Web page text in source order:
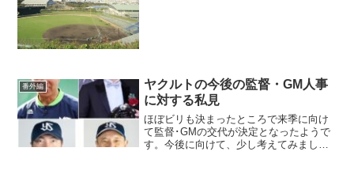
番外編
ヤクルトの今後の監督・GM人事
に対する私見
ほぼビリも決まったところで来季に向け
て監督･GMの交代が決定となったようで
す。今後に向けて、少し考えてみまし